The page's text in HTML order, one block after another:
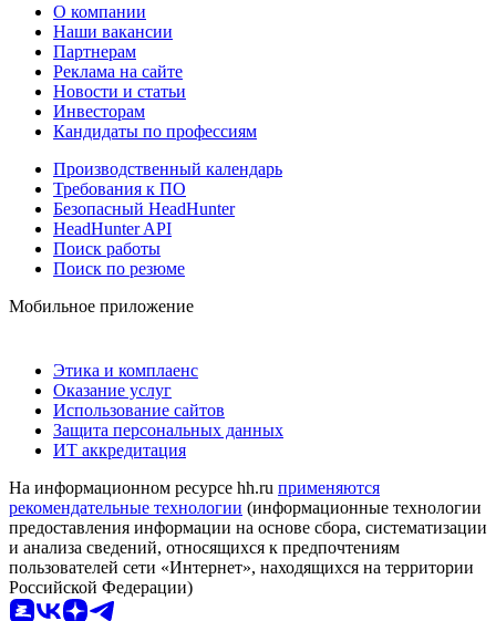
О компании
Наши вакансии
Партнерам
Реклама на сайте
Новости и статьи
Инвесторам
Кандидаты по профессиям
Производственный календарь
Требования к ПО
Безопасный HeadHunter
HeadHunter API
Поиск работы
Поиск по резюме
Мобильное приложение
Этика и комплаенс
Оказание услуг
Использование сайтов
Защита персональных данных
ИТ аккредитация
На информационном ресурсе hh.ru применяются
рекомендательные технологии (информационные технологии
предоставления информации на основе сбора, систематизации
и анализа сведений, относящихся к предпочтениям
пользователей сети «Интернет», находящихся на территории
Российской Федерации)